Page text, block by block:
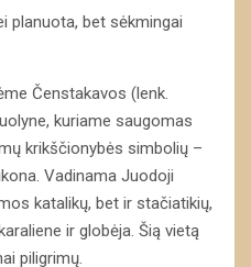
planuota, bet sėkmingai
Čenstakavos (lenk.
kuriame saugomas
krikščionybės simbolių –
Vadinama Juodoji
katalikų, bet ir stačiatikių,
ir globėja. Šią vietą
piligrimų.